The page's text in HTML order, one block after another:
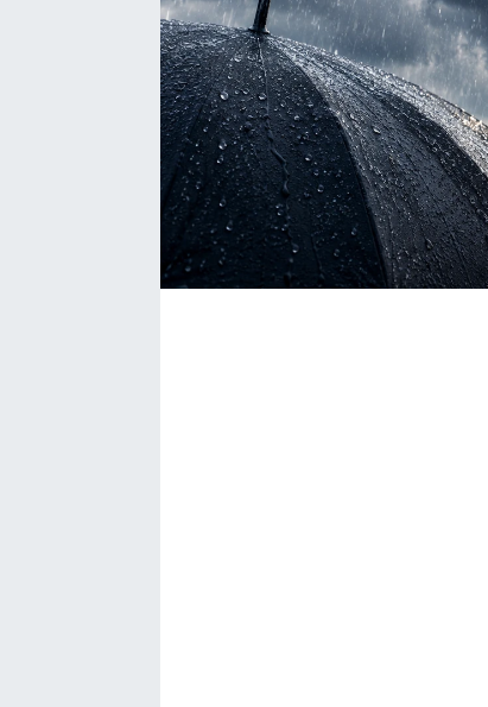
İletişim/Künye
Gözden Kaçmasın
İletişim (Künye)